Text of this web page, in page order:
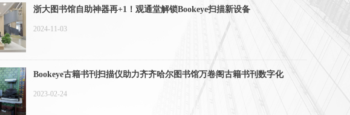
浙大图书馆自助神器再+1！观通堂解锁Bookeye扫描新设备
2024-11-03
Bookeye古籍书刊扫描仪助力齐齐哈尔图书馆万卷阁古籍书刊数字化
2023-02-24